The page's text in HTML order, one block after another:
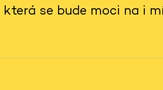
která se bude moci na i